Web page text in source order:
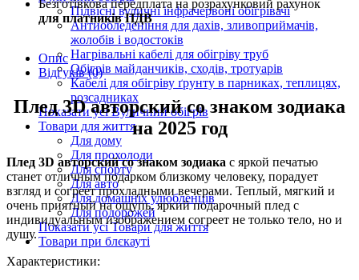
Підвісні вуличні інфрачервоні обігрівачі
Антиобледеніння для дахів, зливоприймачів,
жолобів і водостоків
Нагрівальні кабелі для обігріву труб
Обігрів майданчиків, сходів, тротуарів
Кабелі для обігріву ґрунту в парниках, теплицях,
розсадниках
Показати усі Вуличний обігрів
Товари для життя
Для дому
Для прохолоди
Для спорту
Для авто
Для домашніх улюбленців
Для подорожей
Показати усі Товари для життя
Товари при блєкауті
Безготівкова передплата на розрахунковий рахунок
для платників ПДВ
Опис
Відгуків (0)
Плед 3D авторский со знаком зодиака
на 2025 год
Плед 3D авторский со знаком зодиака с яркой печатью
станет отличным подарком близкому человеку, порадует
взгляд и согреет прохладными вечерами. Теплый, мягкий и
очень приятный на ощупь, яркий подарочный плед с
индивидуальным изображением согреет не только тело, но и
душу.
Характеристики: